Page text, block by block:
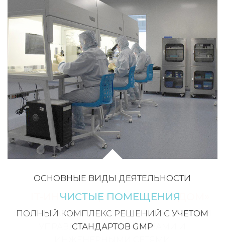
ОСНОВНЫЕ ВИДЫ ДЕЯТЕЛЬНОСТИ
ЧИСТЫЕ ПОМЕЩЕНИЯ
ПОЛНЫЙ КОМПЛЕКС РЕШЕНИЙ С УЧЕТОМ
СТАНДАРТОВ GMP